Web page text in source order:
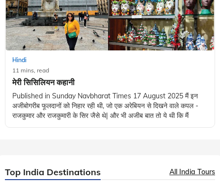
Hindi
11 mins, read
मेरी सिसिलियन कहानी
Published in Sunday Navbharat Times 17 August 2025 मैं इन
अजीबोगरीब फूलदानों को निहार रही थी, जो एक अरेबियन से दिखने वाले कपल -
राजकुमार और राजकुमारी के सिर जैसे थे| और भी अजीब बात तो ये थी कि मैं
Top India Destinations All India Tours